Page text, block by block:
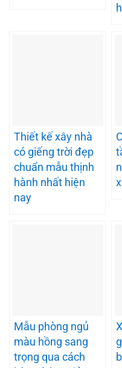
Thiết kế xây nhà
có giếng trời đẹp
chuẩn mẫu thịnh
hành nhất hiện
nay
Mẫu phòng ngủ
màu hồng sang
trọng qua cách